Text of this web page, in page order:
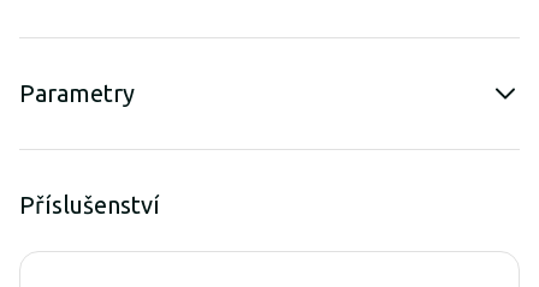
Parametry
Příslušenství